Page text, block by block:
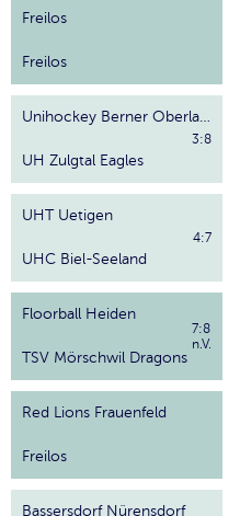
Freilos
Freilos
Unihockey Berner Oberland
UH Zulgtal Eagles
3:8
UHT Uetigen
UHC Biel-Seeland
4:7
Floorball Heiden
TSV Mörschwil Dragons
7:8
n.V.
Red Lions Frauenfeld
Freilos
Bassersdorf Nürensdorf